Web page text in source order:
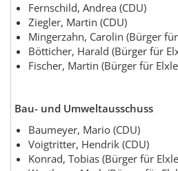
Fernschild, Andrea (CDU)
Ziegler, Martin (CDU)
Mingerzahn, Carolin (Bürger
Bötticher, Harald (Bürger für
Fischer, Martin (Bürger für
Bau- und Umweltausschuss
Baumeyer, Mario (CDU)
Voigtritter, Hendrik (CDU)
Konrad, Tobias (Bürger für